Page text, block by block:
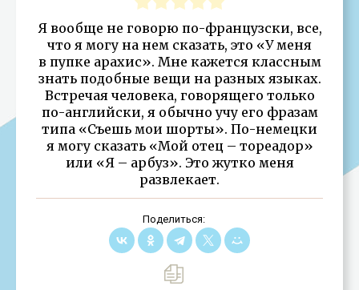
Я вообще не говорю по-французски, все,
что я могу на нем сказать, это «У меня
в пупке арахис». Мне кажется классным
знать подобные вещи на разных языках.
Встречая человека, говорящего только
по-английски, я обычно учу его фразам
типа «Съешь мои шорты». По-немецки
я могу сказать «Мой отец – тореадор»
или «Я – арбуз». Это жутко меня
развлекает.
Поделиться: